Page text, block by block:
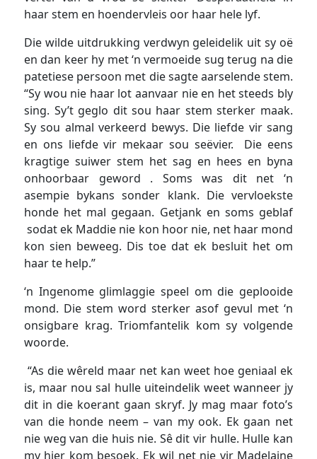
haar stem en hoendervleis oor haar hele lyf.
Die wilde uitdrukking verdwyn geleidelik uit sy oë
en dan keer hy met ‘n vermoeide sug terug na die
patetiese persoon met die sagte aarselende stem.
“Sy wou nie haar lot aanvaar nie en het steeds bly
sing. Sy’t geglo dit sou haar stem sterker maak.
Sy sou almal verkeerd bewys. Die liefde vir sang
en ons liefde vir mekaar sou seëvier. Die eens
kragtige suiwer stem het sag en hees en byna
onhoorbaar geword . Soms was dit net ‘n
asempie bykans sonder klank. Die vervloekste
honde het mal gegaan. Getjank en soms geblaf
sodat ek Maddie nie kon hoor nie, net haar mond
kon sien beweeg. Dis toe dat ek besluit het om
haar te help.”
‘n Ingenome glimlaggie speel om die geplooide
mond. Die stem word sterker asof gevul met ‘n
onsigbare krag. Triomfantelik kom sy volgende
woorde.
“As die wêreld maar net kan weet hoe geniaal ek
is, maar nou sal hulle uiteindelik weet wanneer jy
dit in die koerant gaan skryf. Jy mag maar foto’s
van die honde neem – van my ook. Ek gaan net
nie weg van die huis nie. Sê dit vir hulle. Hulle kan
my hier kom besoek. Ek wil net nie vir Madelaine